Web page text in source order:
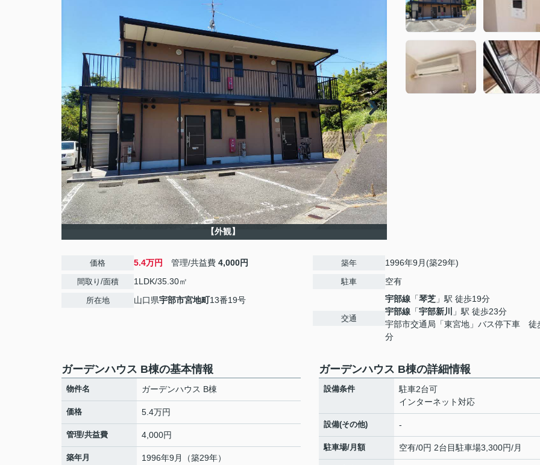
【外観】
価格 5.4万円 管理/共益費 4,000円
間取り/面積 1LDK/35.30㎡
所在地 山口県宇部市宮地町13番19号
築年 1996年9月(築29年)
駐車 空有
交通
宇部線 「琴芝 」駅 徒歩19分
宇部線 「宇部新川
」駅 徒歩23分
宇部市交通局「東宮地」バス停下車 徒
分
ガーデンハウス B棟の基本情報
物件名 ガーデンハウス B棟
価格 5.4万円
管理/共益費 4,000円
築年月 1996年9月（築29年）
ガーデンハウス B棟の詳細情報
設備条件
駐車2台可
インターネット対応
設備(その他) -
駐車場/月額 空有/0円 2台目駐車場3,300円/月